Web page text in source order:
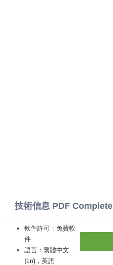
技術信息 PDF Complete
軟件許可：免費軟
件
語言：繁體中文
(cn)，英語